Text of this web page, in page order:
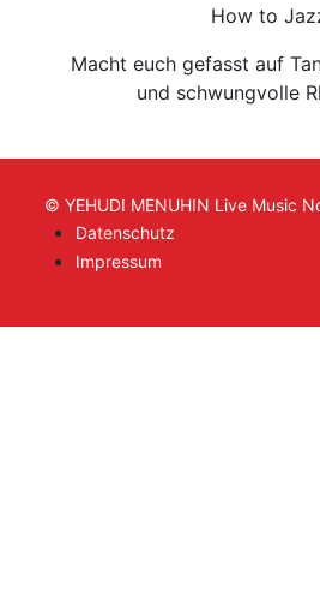
How to
Macht euch gefasst auf
und schwungvolle
© YEHUDI MENUHIN Live Music
Datenschutz
Impressum